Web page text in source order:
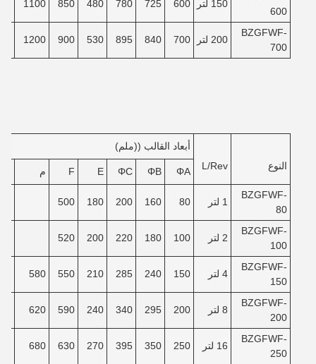
600
150 لتر 600
725
780
480
850
1100
BZGFWF-
700
200 لتر 700
840
895
530
900
1200
النوع L/Rev
أبعاد القالب ((ملم)
ΦA
ΦB
ΦC
E
F م
BZGFWF-
80
1 لتر 80
160
200
180
500
BZGFWF-
100
2 لتر 100
180
220
200
520
BZGFWF-
150
4 لتر 150
240
285
210
550
580
BZGFWF-
200
8 لتر 200
295
340
240
590
620
BZGFWF-
250
16 لتر 250
350
395
270
630
680